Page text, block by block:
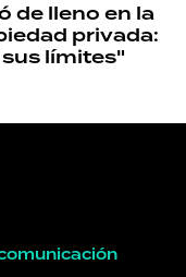
de lleno en la
privada:
límites"